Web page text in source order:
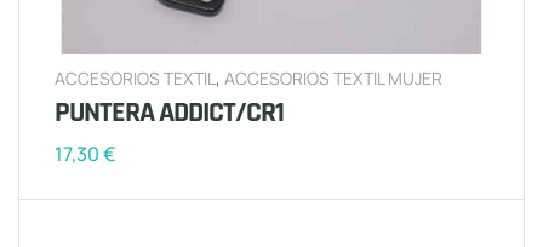
ACCESORIOS TEXTIL, ACCESORIOS TEXTIL MUJER
PUNTERA ADDICT/CR1
17,30€